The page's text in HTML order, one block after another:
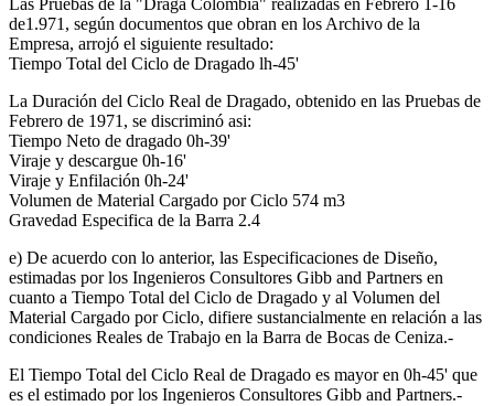
Las Pruebas de la "Draga Colombia" realizadas en Febrero 1-16
de1.971, según documentos que obran en los Archivo de la
Empresa, arrojó el siguiente resultado:
Tiempo Total del Ciclo de Dragado lh-45'
La Duración del Ciclo Real de Dragado, obtenido en las Pruebas de
Febrero de 1971, se discriminó asi:
Tiempo Neto de dragado 0h-39'
Viraje y descargue 0h-16'
Viraje y Enfilación 0h-24'
Volumen de Material Cargado por Ciclo 574 m3
Gravedad Especifica de la Barra 2.4
e) De acuerdo con lo anterior, las Especificaciones de Diseño,
estimadas por los Ingenieros Consultores Gibb and Partners en
cuanto a Tiempo Total del Ciclo de Dragado y al Volumen del
Material Cargado por Ciclo, difiere sustancialmente en relación a las
condiciones Reales de Trabajo en la Barra de Bocas de Ceniza.-
El Tiempo Total del Ciclo Real de Dragado es mayor en 0h-45' que
es el estimado por los Ingenieros Consultores Gibb and Partners.-